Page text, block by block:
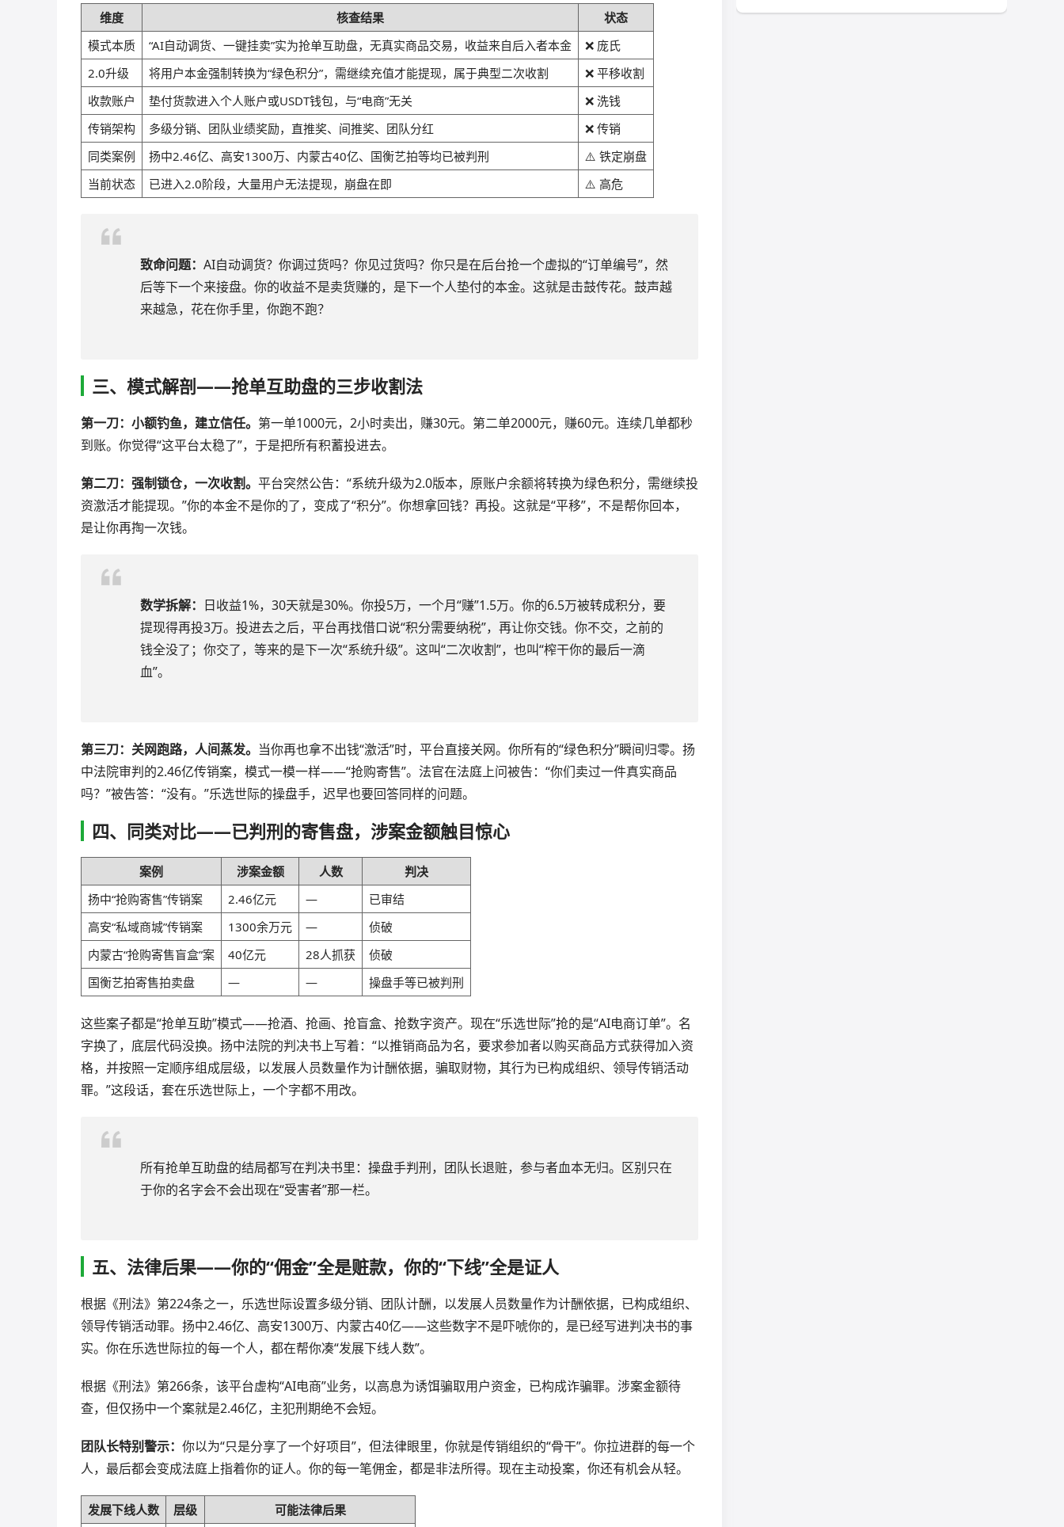
维度 核查结果
状态
模式本质
“AI自动调货、一键挂卖”实为抢单互助盘，无真实商品交易，收益来自后入者本金
❌ 庞氏
2.0升级
将用户本金强制转换为“绿色积分”，需继续充值才能提现，属于典型二次收割
❌ 平移收割
收款账户
垫付货款进入个人账户或USDT钱包，与“电商”无关
❌ 洗钱
传销架构
多级分销、团队业绩奖励，直推奖、间推奖、团队分红
❌ 传销
同类案例
扬中2.46亿、高安1300万、内蒙古40亿、国衡艺拍等均已被判刑
⚠️ 铁定崩盘
当前状态
已进入2.0阶段，大量用户无法提现，崩盘在即 ⚠️ 高危
致命问题： AI自动调货？你调过货吗？你见过货吗？你只是在后台抢一个虚拟的“订单编号”，然
后等下一个来接盘。你的收益不是卖货赚的，是下一个人垫付的本金。这就是击鼓传花。鼓声越
来越急，花在你手里，你跑不跑？
三、模式解剖——抢单互助盘的三步收割法
第一刀：小额钓鱼，建立信任。 第一单1000元，2小时卖出，赚30元。第二单2000元，赚60元。连续几单都秒
到账。你觉得“这平台太稳了”，于是把所有积蓄投进去。
第二刀：强制锁仓，一次收割。 平台突然公告：“系统升级为2.0版本，原账户余额将转换为绿色积分，需继续投
资激活才能提现。”你的本金不是你的了，变成了“积分”。你想拿回钱？再投。这就是“平移”，不是帮你回本，
是让你再掏一次钱。
数学拆解： 日收益1%，30天就是30%。你投5万，一个月“赚”1.5万。你的6.5万被转成积分，要
提现得再投3万。投进去之后，平台再找借口说“积分需要纳税”，再让你交钱。你不交，之前的
钱全没了；你交了，等来的是下一次“系统升级”。这叫“二次收割”，也叫“榨干你的最后一滴
血”。
第三刀：关网跑路，人间蒸发。 当你再也拿不出钱“激活”时，平台直接关网。你所有的“绿色积分”瞬间归零。扬
中法院审判的2.46亿传销案，模式一模一样——“抢购寄售”。法官在法庭上问被告：“你们卖过一件真实商品
吗？”被告答：“没有。”乐选世际的操盘手，迟早也要回答同样的问题。
四、同类对比——已判刑的寄售盘，涉案金额触目惊心
案例 涉案金额 人数
判决
扬中“抢购寄售”传销案
2.46亿元 —
已审结
高安“私域商城”传销案
1300余万元 —
侦破
内蒙古“抢购寄售盲盒”案
40亿元 28人抓获
侦破
国衡艺拍寄售拍卖盘
— — 操盘手等已被判刑
这些案子都是“抢单互助”模式——抢酒、抢画、抢盲盒、抢数字资产。现在“乐选世际”抢的是“AI电商订单”。名
字换了，底层代码没换。扬中法院的判决书上写着：“以推销商品为名，要求参加者以购买商品方式获得加入资
格，并按照一定顺序组成层级，以发展人员数量作为计酬依据，骗取财物，其行为已构成组织、领导传销活动
罪。”这段话，套在乐选世际上，一个字都不用改。
所有抢单互助盘的结局都写在判决书里：操盘手判刑，团队长退赃，参与者血本无归。区别只在
于你的名字会不会出现在“受害者”那一栏。
五、法律后果——你的“佣金”全是赃款，你的“下线”全是证人
根据《刑法》第224条之一，乐选世际设置多级分销、团队计酬，以发展人员数量作为计酬依据，已构成组织、
领导传销活动罪。扬中2.46亿、高安1300万、内蒙古40亿——这些数字不是吓唬你的，是已经写进判决书的事
实。你在乐选世际拉的每一个人，都在帮你凑“发展下线人数”。
根据《刑法》第266条，该平台虚构“AI电商”业务，以高息为诱饵骗取用户资金，已构成诈骗罪。涉案金额待
查，但仅扬中一个案就是2.46亿，主犯刑期绝不会短。
团队长特别警示： 你以为“只是分享了一个好项目”，但法律眼里，你就是传销组织的“骨干”。你拉进群的每一个
人，最后都会变成法庭上指着你的证人。你的每一笔佣金，都是非法所得。现在主动投案，你还有机会从轻。
发展下线人数 层级 可能法律后果